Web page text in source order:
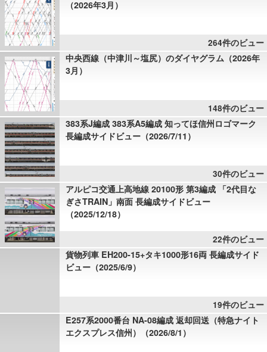
（2026年3月）
264件のビュー
中央西線（中津川～塩尻）のダイヤグラム（2026年
3月）
148件のビュー
383系J編成 383系A5編成 知ってほ信州ロゴマーク
長編成サイドビュー（2026/7/11）
30件のビュー
アルピコ交通上高地線 20100形 第3編成 「2代目な
ぎさTRAIN」南面 長編成サイドビュー
（2025/12/18）
22件のビュー
貨物列車 EH200-15+タキ1000形16両 長編成サイド
ビュー（2025/6/9）
19件のビュー
E257系2000番台 NA-08編成 返却回送（特急ナイト
エクスプレス信州）（2026/8/1）